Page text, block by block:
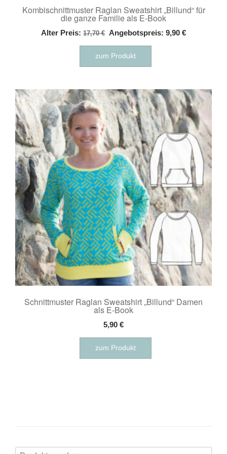
Kombischnittmuster Raglan Sweatshirt „Billund“ für
die ganze Familie als E-Book
Alter Preis: 17,70€ Ursprünglicher
Preis
war:
17,70 €
Angebotspreis: 9,90 €Aktueller
zum Produkt
Schnittmuster Raglan Sweatshirt „Billund“ Damen
als E-Book
5,90 €
zum Produkt